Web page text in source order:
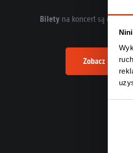
Bilety na koncert są
Zobacz